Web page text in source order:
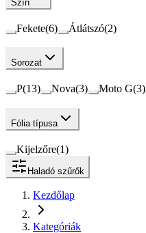
Szín
Fekete(6) Átlátszó(2)
Sorozat
P(13) Nova(3) Moto G(3)
Fólia típusa
Kijelzőre(1)
Haladó szűrők
Kezdőlap
Kategóriák